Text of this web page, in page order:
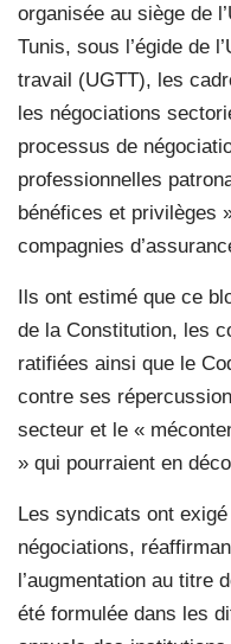
organisée au siège de
Tunis, sous l’égide de
travail (UGTT), les
les négociations
processus de
professionnelles
bénéfices et privilèges
compagnies
Ils ont estimé que ce
de la Constitution, les
ratifiées ainsi que le
contre ses
secteur et le «
» qui pourraient en
Les syndicats ont
négociations,
l’augmentation au titre
été formulée dans les